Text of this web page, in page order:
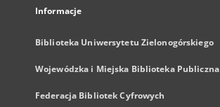
Informacje
Biblioteka Uniwersytetu Zielonogórskiego
Wojewódzka i Miejska Biblioteka Publiczna
Federacja Bibliotek Cyfrowych